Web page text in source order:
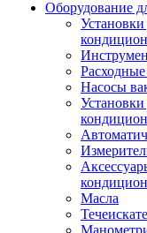
Оборудование
Насосы
Масла